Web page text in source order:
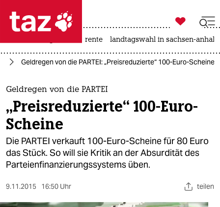
 taz zahl ich
taz zahl ich
themen
politik
öko
gesellschaft
sport

taz zahl ich
rente landtagswahl in sachsen-anhalt
Geldregen von die PARTEI: „Preisreduzierte“ 100-Euro-Scheine
Geldregen von die PARTEI
„Preisreduzierte“ 100-Euro-
Scheine
Die PARTEI verkauft 100-Euro-Scheine für 80 Euro
das Stück. So will sie Kritik an der Absurdität des
Parteienfinanzierungssystems üben.
9.11.2015 16:50 Uhr teilen